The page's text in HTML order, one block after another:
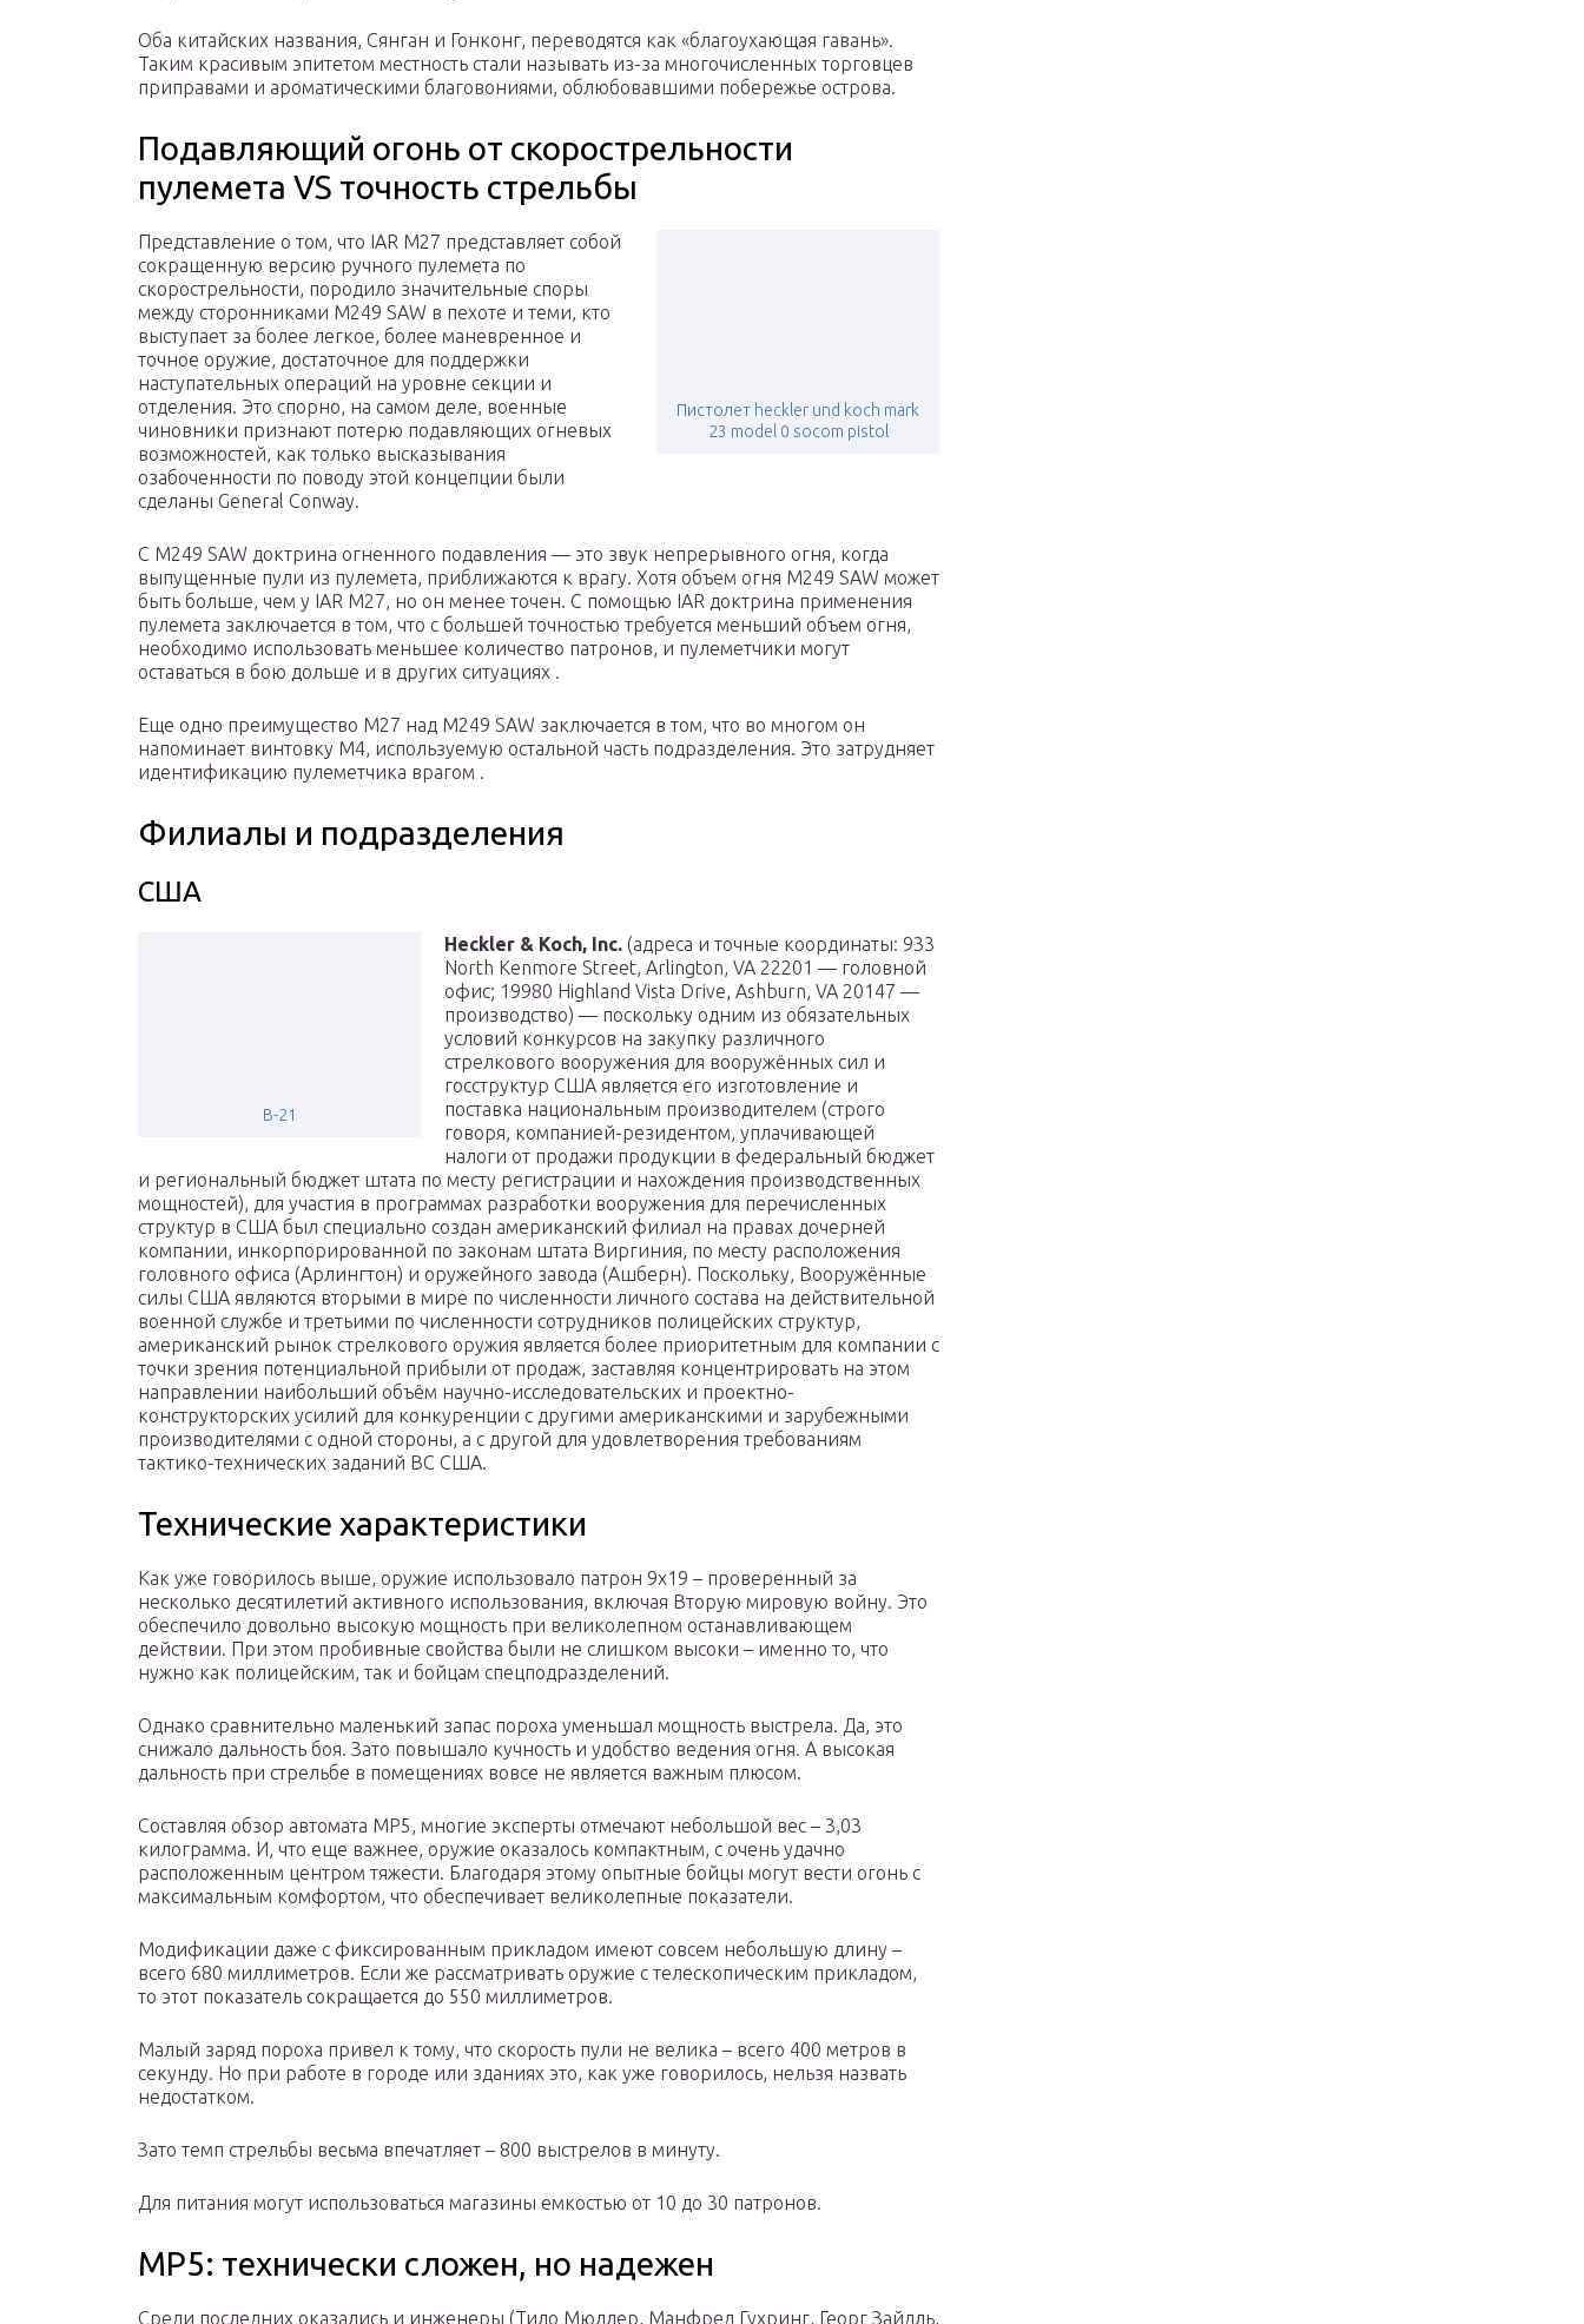
Оба китайских названия, Сянган и Гонконг, переводятся как «благоухающая гавань».
Таким красивым эпитетом местность стали называть из-за многочисленных торговцев
приправами и ароматическими благовониями, облюбовавшими побережье острова.
Подавляющий огонь от скорострельности
пулемета VS точность стрельбы
Пистолет heckler und koch mark
23 model 0 socom pistol
Представление о том, что IAR M27 представляет собой
сокращенную версию ручного пулемета по
скорострельности, породило значительные споры
между сторонниками M249 SAW в пехоте и теми, кто
выступает за более легкое, более маневренное и
точное оружие, достаточное для поддержки
наступательных операций на уровне секции и
отделения. Это спорно, на самом деле, военные
чиновники признают потерю подавляющих огневых
возможностей, как только высказывания
озабоченности по поводу этой концепции были
сделаны General Conway.
С M249 SAW доктрина огненного подавления — это звук непрерывного огня, когда
выпущенные пули из пулемета, приближаются к врагу. Хотя объем огня M249 SAW может
быть больше, чем у IAR M27, но он менее точен. С помощью IAR доктрина применения
пулемета заключается в том, что с большей точностью требуется меньший объем огня,
необходимо использовать меньшее количество патронов, и пулеметчики могут
оставаться в бою дольше и в других ситуациях .
Еще одно преимущество M27 над M249 SAW заключается в том, что во многом он
напоминает винтовку M4, используемую остальной часть подразделения. Это затрудняет
идентификацию пулеметчика врагом .
Филиалы и подразделения
США
B-21
Heckler & Koch, Inc. (адреса и точные координаты: 933
North Kenmore Street, Arlington, VA 22201 — головной
офис; 19980 Highland Vista Drive, Ashburn, VA 20147 —
производство) — поскольку одним из обязательных
условий конкурсов на закупку различного
стрелкового вооружения для вооружённых сил и
госструктур США является его изготовление и
поставка национальным производителем (строго
говоря, компанией-резидентом, уплачивающей
налоги от продажи продукции в федеральный бюджет
и региональный бюджет штата по месту регистрации и нахождения производственных
мощностей), для участия в программах разработки вооружения для перечисленных
структур в США был специально создан американский филиал на правах дочерней
компании, инкорпорированной по законам штата Виргиния, по месту расположения
головного офиса (Арлингтон) и оружейного завода (Ашберн). Поскольку, Вооружённые
силы США являются вторыми в мире по численности личного состава на действительной
военной службе и третьими по численности сотрудников полицейских структур,
американский рынок стрелкового оружия является более приоритетным для компании с
точки зрения потенциальной прибыли от продаж, заставляя концентрировать на этом
направлении наибольший объём научно-исследовательских и проектно-
конструкторских усилий для конкуренции с другими американскими и зарубежными
производителями с одной стороны, а с другой для удовлетворения требованиям
тактико-технических заданий ВС США.
Технические характеристики
Как уже говорилось выше, оружие использовало патрон 9х19 – проверенный за
несколько десятилетий активного использования, включая Вторую мировую войну. Это
обеспечило довольно высокую мощность при великолепном останавливающем
действии. При этом пробивные свойства были не слишком высоки – именно то, что
нужно как полицейским, так и бойцам спецподразделений.
Однако сравнительно маленький запас пороха уменьшал мощность выстрела. Да, это
снижало дальность боя. Зато повышало кучность и удобство ведения огня. А высокая
дальность при стрельбе в помещениях вовсе не является важным плюсом.
Составляя обзор автомата MP5, многие эксперты отмечают небольшой вес – 3,03
килограмма. И, что еще важнее, оружие оказалось компактным, с очень удачно
расположенным центром тяжести. Благодаря этому опытные бойцы могут вести огонь с
максимальным комфортом, что обеспечивает великолепные показатели.
Модификации даже с фиксированным прикладом имеют совсем небольшую длину –
всего 680 миллиметров. Если же рассматривать оружие с телескопическим прикладом,
то этот показатель сокращается до 550 миллиметров.
Малый заряд пороха привел к тому, что скорость пули не велика – всего 400 метров в
секунду. Но при работе в городе или зданиях это, как уже говорилось, нельзя назвать
недостатком.
Зато темп стрельбы весьма впечатляет – 800 выстрелов в минуту.
Для питания могут использоваться магазины емкостью от 10 до 30 патронов.
МР5: технически сложен, но надежен
Среди последних оказались и инженеры (Тило Мюллер, Манфред Гухринг, Георг Зайдль,